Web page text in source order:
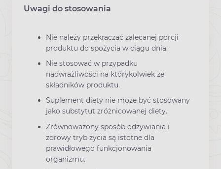
Uwagi do stosowania
Nie należy przekraczać zalecanej porcji
produktu do spożycia w ciągu dnia.
Nie stosować w przypadku
nadwrażliwości na którykolwiek ze
składników produktu.
Suplement diety nie może być stosowany
jako substytut zróżnicowanej diety.
Zrównoważony sposób odżywiania i
zdrowy tryb życia są istotne dla
prawidłowego funkcjonowania
organizmu.